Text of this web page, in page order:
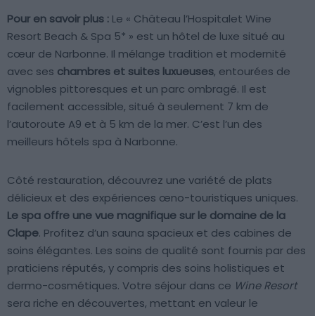
Pour en savoir plus : Le « Château l’Hospitalet Wine
Resort Beach & Spa 5* » est un hôtel de luxe situé au
cœur de Narbonne. Il mélange tradition et modernité
avec ses chambres et suites luxueuses, entourées de
vignobles pittoresques et un parc ombragé. Il est
facilement accessible, situé à seulement 7 km de
l’autoroute A9 et à 5 km de la mer. C’est l’un des
meilleurs hôtels spa à Narbonne.
Côté restauration, découvrez une variété de plats
délicieux et des expériences œno-touristiques uniques.
Le spa offre une vue magnifique sur le domaine de la
Clape. Profitez d’un sauna spacieux et des cabines de
soins élégantes. Les soins de qualité sont fournis par des
praticiens réputés, y compris des soins holistiques et
dermo-cosmétiques. Votre séjour dans ce Wine Resort
sera riche en découvertes, mettant en valeur le